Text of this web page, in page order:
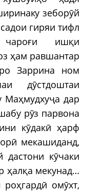
зеборӯй
гиряи тифл
ишқи
ҳам равшантар
Заррина ном
дӯстдоштаи
Маҳмудхуҷа дар
рӯз парвона
кӯдакӣ ҳарф
мекашиданд,
кӯчаки
ҳалқа мекунад…
омӯхт,